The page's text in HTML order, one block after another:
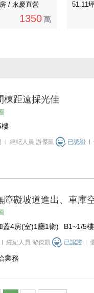
/ 永慶直營
1350 萬
51.11
棟距遠採光佳
樓
經紀人員 游傑凱 已認證
礙坡道進出、車庫
蓋4房(室)1廳1衛) B1~1/5樓
經紀人員 游傑凱 已認證
業務